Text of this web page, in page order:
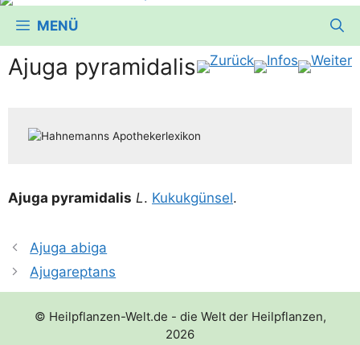
MENÜ
Ajuga pyramidalis
Aju­ga pyra­mi­da­lis L. Kukuk­gün­sel.
Ajuga abiga
Ajugareptans
© Heilpflanzen-Welt.de - die Welt der Heilpflanzen,
2026